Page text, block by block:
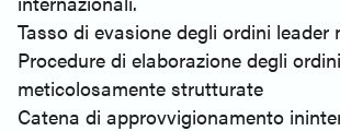
Tasso di evasione degli ordini leader
Procedure di elaborazione degli ordini
meticolosamente strutturate
Catena di approvvigionamento